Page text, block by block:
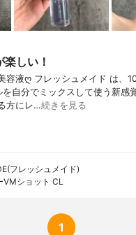
ルグリセリン、シアノコ
しい！
容液ღ フレッシュメイド は、
を自分でミックスして使う新感
方にレ…続きを見る
フレッシュメイド)
VMショット CL
1